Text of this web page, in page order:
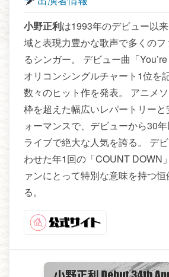
小野正利は1993年のデビュー以
域と表現力豊かな歌声で多くの
るシンガー。 デビュー曲「
オリコンシングルチャート1位を
数々のヒット作を発表。 アニメ
枠を超えた幅広いレパートリー
ォーマンスで、デビューから30
ライブで絶大な人気を誇る。 デ
わせた年1回の「COUNT DOWN
ァンにとって特別な意味を持つ
る。